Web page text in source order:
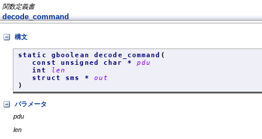
関数定義書
decode_command
構文
static gboolean decode_command (
const unsigned char * pdu
int
len
struct sms * out
)
パラメータ
pdu
len